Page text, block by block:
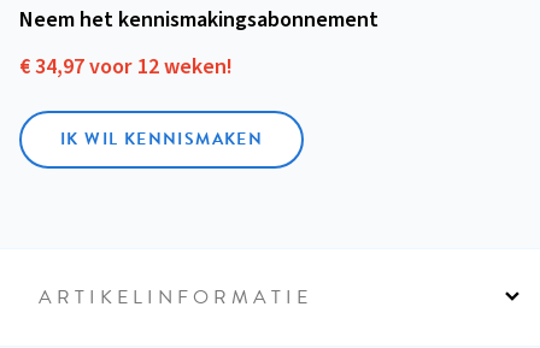
Neem het kennismakings­abonnement
€ 34,97 voor 12 weken!
IK WIL KENNISMAKEN
ARTIKELINFORMATIE